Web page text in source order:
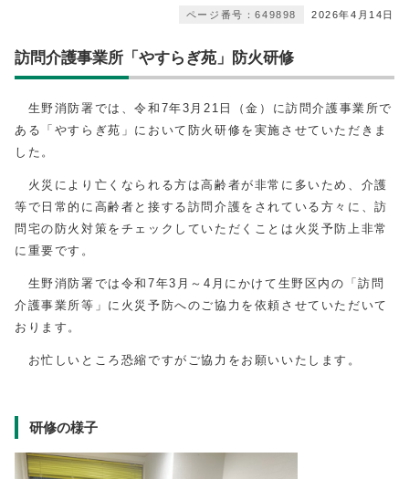
2026年4月14日
ページ番号：649898
訪問介護事業所「やすらぎ苑」防火研修
生野消防署では、令和7年3月21日（金）に訪問介護事業所で
ある「やすらぎ苑」において防火研修を実施させていただきま
した。
火災により亡くなられる方は高齢者が非常に多いため、介護
等で日常的に高齢者と接する訪問介護をされている方々に、訪
問宅の防火対策をチェックしていただくことは火災予防上非常
に重要です。
生野消防署では令和7年3月～4月にかけて生野区内の「訪問
介護事業所等」に火災予防へのご協力を依頼させていただいて
おります。
お忙しいところ恐縮ですがご協力をお願いいたします。
研修の様子